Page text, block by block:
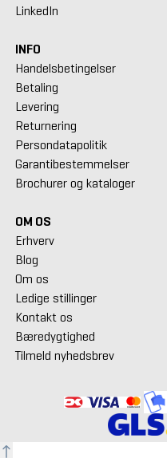
LinkedIn
INFO
Handelsbetingelser
Betaling
Levering
Returnering
Persondatapolitik
Garantibestemmelser
Brochurer og kataloger
OM OS
Erhverv
Blog
Om os
Ledige stillinger
Kontakt os
Bæredygtighed
Tilmeld nyhedsbrev